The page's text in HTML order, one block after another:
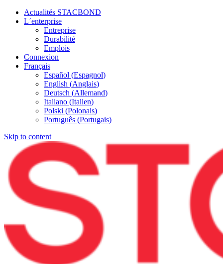
Actualités STACBOND
L´enterprise
Entreprise
Durabilité
Emplois
Connexion
Français
Español (Espagnol)
English (Anglais)
Deutsch (Allemand)
Italiano (Italien)
Polski (Polonais)
Português (Portugais)
Skip to content